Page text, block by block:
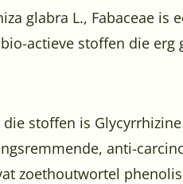
glabra L., Fabaceae
actieve stoffen die erg
die stoffen is
anti-
zoethoutwortel